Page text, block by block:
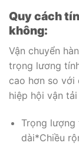
Quy cách
không:
Vận chuyển
trọng lương
cao hơn so với
hiệp hội vận
Trọng
dài*Chiều